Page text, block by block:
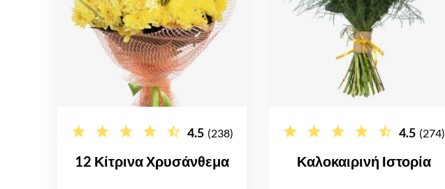
4.5 (238)
12 Κίτρινα Χρυσάνθεμα
4.5 (274)
Καλοκαιρινή Ιστορία